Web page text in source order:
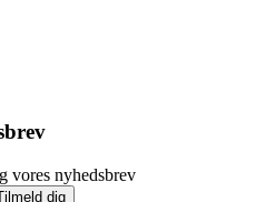
vores nyhedsbrev
dig